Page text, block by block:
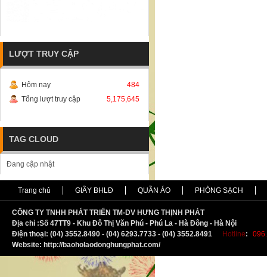
LƯỢT TRUY CẬP
Hôm nay
484
Tổng lượt truy cập
5,175,645
TAG CLOUD
Đang cập nhật
Trang chủ GIẦY BHLĐ QUẦN ÁO PHÒNG SẠCH
CÔNG TY TNHH PHÁT TRIỂN TM-DV HƯNG THỊNH PHÁT
Địa chỉ :Số 47TT9 - Khu Đô Thị Văn Phú - Phú La - Hà Đông - Hà Nội
Điện thoại: (04) 3552.8490 - (04) 6293.7733 - (04) 3552.8491
Hotline:
Website: http://baoholaodonghungphat.com/